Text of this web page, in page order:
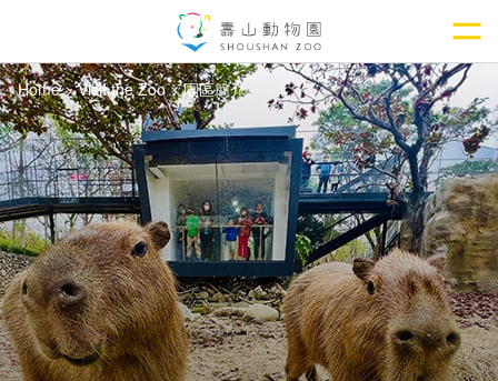
the
main
content
section
Home Visit the Zoo 園區簡介